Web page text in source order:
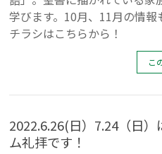
学びます。10月、11月の情報
チラシはこちらから！
こ
2022.6.26(日）7.24（日）
ム礼拝です！